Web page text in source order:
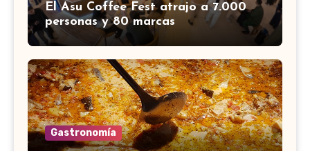
El Asu Coffee Fest atrajo a 7.000
personas y 80 marcas
Gastronomía